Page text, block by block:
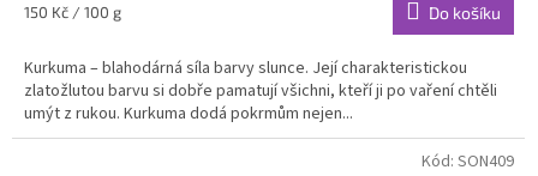
Měrná
150 Kč / 100 g Do košíku
Kurkuma – blahodárná síla barvy slunce. Její charakteristickou
zlatožlutou barvu si dobře pamatují všichni, kteří ji po vaření chtěli
umýt z rukou. Kurkuma dodá pokrmům nejen...
Kód: SON409